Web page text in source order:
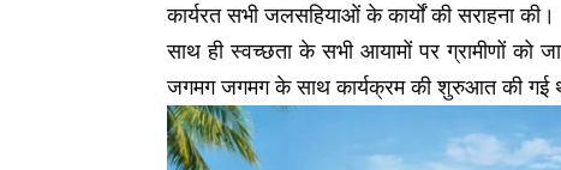
कार्यरत सभी जलसहियाओं के कार्यों की सराहना की।
साथ ही स्वच्छता के सभी आयामों पर ग्रामीणों को
जगमग जगमग के साथ कार्यक्रम की शुरुआत की गई